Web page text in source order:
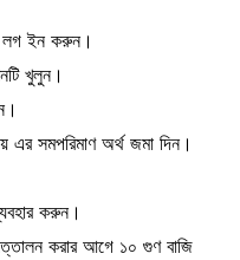
লগ ইন করুন।
খুলুন।
সমপরিমাণ অর্থ জমা দিন।
করুন।
করার আগে ১০ গুণ বাজি